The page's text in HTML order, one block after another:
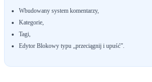
Wbudowany system komentarzy,
Kategorie,
Tagi,
Edytor Blokowy typu „przeciągnij i upuść”.